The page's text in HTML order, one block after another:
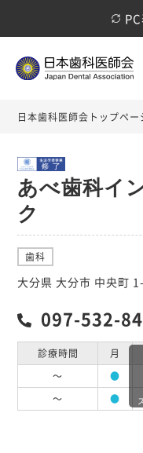
日本歯科医師会トップペー
あべ歯科イ
ク
歯科
大分県 大分市 中央町
097-532-
診療時間 月
～
●
～
●